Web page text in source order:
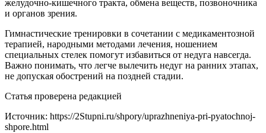
желудочно-кишечного тракта, обмена веществ, позвоночника
и органов зрения.
Гимнастические тренировки в сочетании с медикаментозной
терапией, народными методами лечения, ношением
специальных стелек помогут избавиться от недуга навсегда.
Важно понимать, что легче вылечить недуг на ранних этапах,
не допуская обострений на поздней стадии.
Статья проверена редакцией
Источник: https://2Stupni.ru/shpory/uprazhneniya-pri-pyatochnoj-
shpore.html